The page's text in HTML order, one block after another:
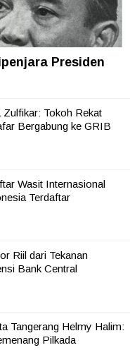
Presiden
Tokoh Rekat
Bergabung ke GRIB
Wasit Internasional
Terdaftar
Riil dari Tekanan
Bank Central
Tangerang Helmy Halim:
Pilkada